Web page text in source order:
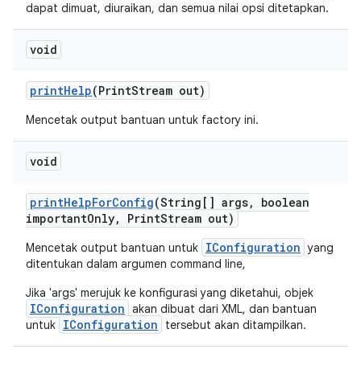
dapat dimuat, diuraikan, dan semua nilai opsi ditetapkan.
void
printHelp(PrintStream out)
Mencetak output bantuan untuk factory ini.
void
printHelpForConfig(String[] args,
boolean
importantOnly, PrintStream out)
Mencetak output bantuan untuk IConfiguration yang
ditentukan dalam argumen command line,
Jika 'args' merujuk ke konfigurasi yang diketahui, objek
IConfiguration akan dibuat dari XML, dan bantuan
untuk IConfiguration tersebut akan ditampilkan.